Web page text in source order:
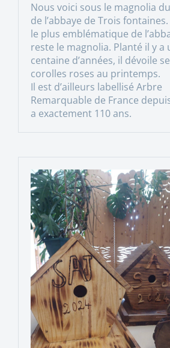
Nous voici sous le magnolia
de l’abbaye de Trois fontaines.
le plus emblématique de
reste le magnolia. Planté il y a
centaine d’années, il dévoile
corolles roses au printemps.
Il est d’ailleurs labellisé Arbre
Remarquable de France
a exactement 110 ans.